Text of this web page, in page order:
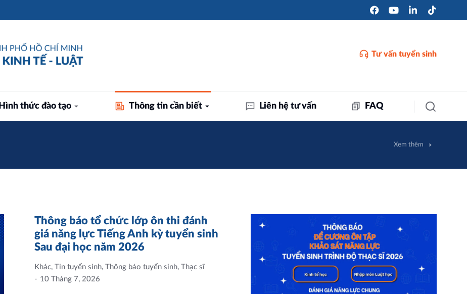
Tư vấn tuyển sinh
Hình thức đào tạo Thông tin cần biết Liên hệ tư vấn FAQ
Xem thêm
Thông báo tổ chức lớp ôn thi đánh
giá năng lực Tiếng Anh kỳ tuyển sinh
Sau đại học năm 2026
Khác, Tin tuyển sinh, Thông báo tuyển sinh, Thạc sĩ
10 Tháng 7, 2026